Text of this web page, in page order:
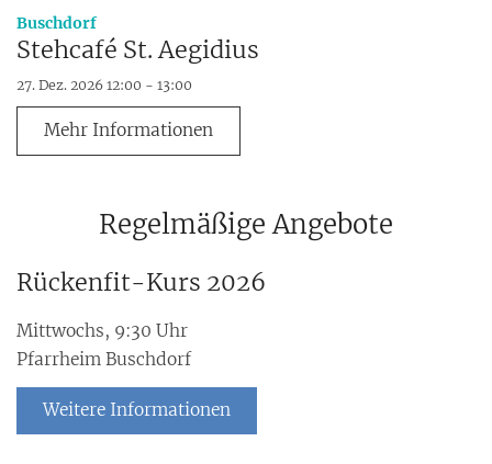
Datum: 27. Dezember 2026
Buschdorf:
Stehcafé St. Aegidius
27. Dez. 2026 12:00 - 13:00
Mehr Informationen
Regelmäßige Angebote
Rückenfit-Kurs 2026
Mittwochs, 9:30 Uhr
Pfarrheim Buschdorf
Weitere Informationen